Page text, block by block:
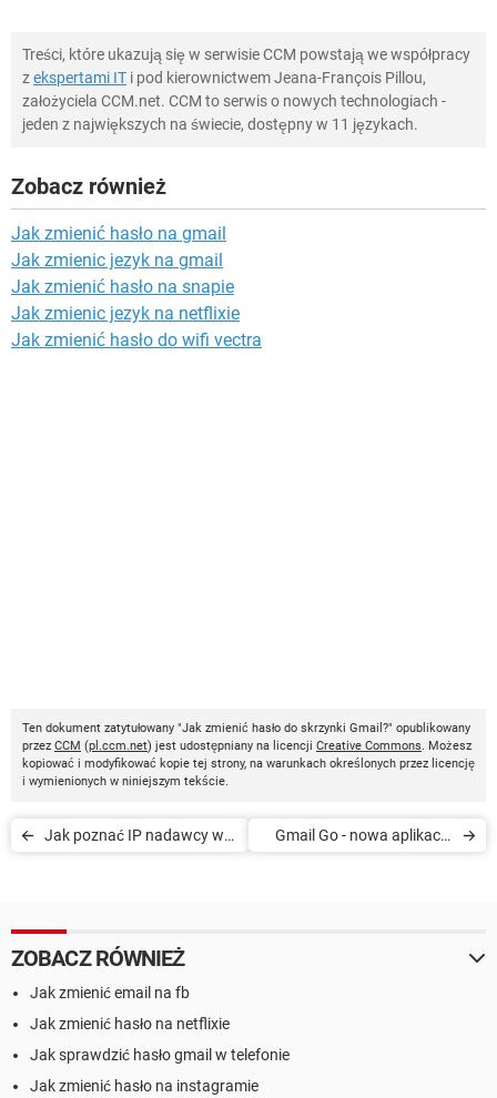
Treści, które ukazują się w serwisie CCM powstają we współpracy
zekspertami IT i pod kierownictwem Jeana-François Pillou,
założyciela CCM.net. CCM to serwis o nowych technologiach -
jeden z największych na świecie, dostępny w 11 językach.
Zobacz również
Jak zmienić hasło na gmail
Jak zmienic jezyk na gmail
Jak zmienić hasło na snapie
Jak zmienic jezyk na netflixie
Jak zmienić hasło do wifi vectra
Ten dokument zatytułowany "Jak zmienić hasło do skrzynki Gmail?" opublikowany
przez CCM (pl.ccm.net) jest udostępniany na licencji Creative Commons. Możesz
kopiować i modyfikować kopie tej strony, na warunkach określonych przez licencję
i wymienionych w niniejszym tekście.
Jak poznać IP nadawcy w
Gmail Go - nowa aplikacja
ZOBACZ RÓWNIEŻ
Jak zmienić email na fb
Jak zmienić hasło na netflixie
Jak sprawdzić hasło gmail w telefonie
Jak zmienić hasło na instagramie